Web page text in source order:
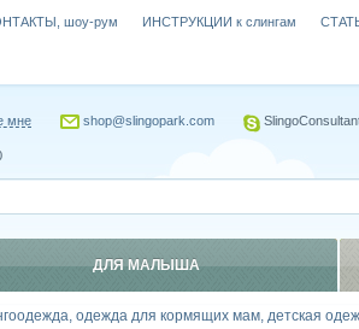
одежда для кормящих мам, детская
шоу-рум ИНСТРУКЦИИ к слингам
мне shop@slingopark.com
ДЛЯ МАЛЫША